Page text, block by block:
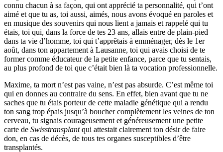
connu chacun à sa façon, qui ont apprécié ta personnalité, qui t’ont
aimé et que tu as, toi aussi, aimés, nous avons évoqué en paroles et
en musique des souvenirs qui nous lient a jamais et rappelé qui tu
étais, toi qui, dans la force de tes 23 ans, allais entre de plain-pied
dans ta vie d’homme, toi qui t’apprêtais à emménager, dès le 1er
août, dans ton appartement à Lausanne, toi qui avais choisi de te
former comme éducateur de la petite enfance, parce que tu sentais,
au plus profond de toi que c’était bien là ta vocation professionnelle.
Maxime, ta mort n’est pas vaine, n’est pas absurde. C’est même toi
qui en donnes au contraire du sens. En effet, bien avant que tu ne
saches que tu étais porteur de cette maladie génétique qui a rendu
ton sang trop épais jusqu’à boucher complètement les veines de ton
cerveau, tu signais courageusement et généreusement une petite
carte de Swisstransplantqui attestait clairement ton désir de faire
don, en cas de décès, de tous tes organes susceptibles d’être
transplantés.